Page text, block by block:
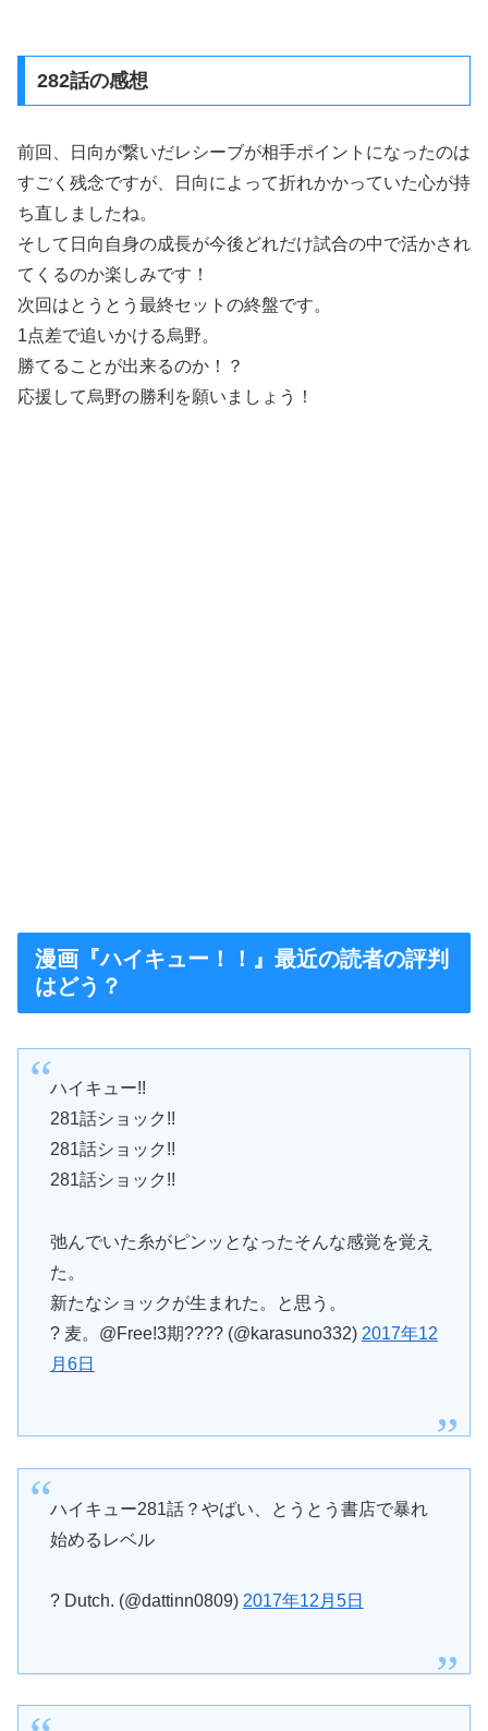
282話の感想
前回、日向が繋いだレシーブが相手ポイントになったのは
すごく残念ですが、日向によって折れかかっていた心が持
ち直しましたね。
そして日向自身の成長が今後どれだけ試合の中で活かされ
てくるのか楽しみです！
次回はとうとう最終セットの終盤です。
1点差で追いかける烏野。
勝てることが出来るのか！？
応援して烏野の勝利を願いましょう！
漫画『ハイキュー！！』最近の読者の評判
はどう？
ハイキュー!!
281話ショック!!
281話ショック!!
281話ショック!!
弛んでいた糸がピンッとなったそんな感覚を覚え
た。
新たなショックが生まれた。と思う。
? 麦。@Free!3期???? (@karasuno332) 2017年12
月6日
ハイキュー281話？やばい、とうとう書店で暴れ
始めるレベル
? Dutch. (@dattinn0809) 2017年12月5日